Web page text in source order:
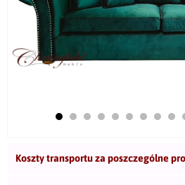
Koszty transportu za poszczególne